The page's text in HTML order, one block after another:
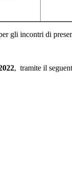
gli incontri di
, tramite il